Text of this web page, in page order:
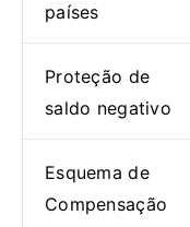
países
Proteção de
saldo negativo
Esquema de
Compensação